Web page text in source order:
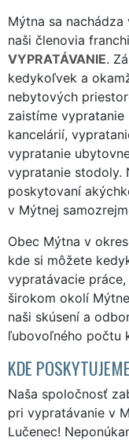
Mýtna sa
naši členovia
VYPRATÁVANIE.
kedykoľvek a
nebytových
zaistíme
kancelárií,
vypratanie
vypratanie stodoly.
poskytovaní
v Mýtnej
Obec Mýtna v
kde si môžete
vypratávacie
širokom okolí
naši skúsení a
ľubovoľného počtu
KDE
Naša spoločnosť
pri vypratávanie v
Lučenec!